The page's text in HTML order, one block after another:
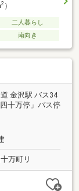
2）
二人暮らし
南向き
金沢駅 バス34
十万停」バス停
万町リ